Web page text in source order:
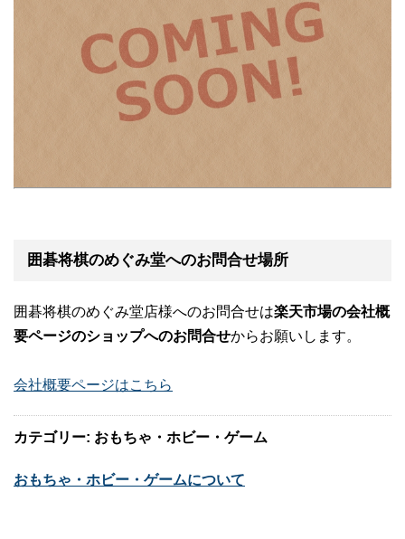
囲碁将棋のめぐみ堂へのお問合せ場所
囲碁将棋のめぐみ堂店様へのお問合せは楽天市場の会社概
要ページのショップへのお問合せからお願いします。
会社概要ページはこちら
カテゴリー: おもちゃ・ホビー・ゲーム
おもちゃ・ホビー・ゲームについて